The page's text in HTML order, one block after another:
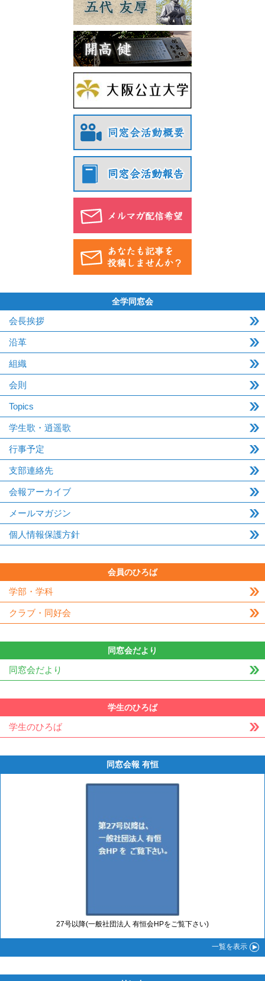
全学同窓会
会長挨拶
沿革
組織
会則
Topics
学生歌・逍遥歌
行事予定
支部連絡先
会報アーカイブ
メールマガジン
個人情報保護方針
会員のひろば
学部・学科
クラブ・同好会
同窓会だより
同窓会だより
学生のひろば
学生のひろば
同窓会報 有恒
27号以降(一般社団法人 有恒会HPをご覧下さい)
一覧を表示